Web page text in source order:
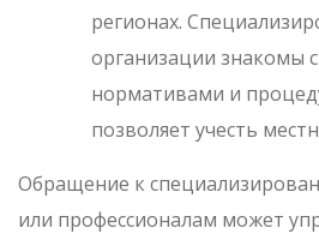
регионах.
организации знакомы
нормативами и
позволяет учесть
Обращение к
или профессионалам может